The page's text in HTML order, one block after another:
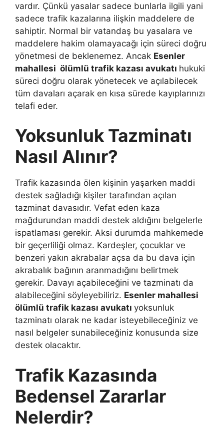
vardır. Çünkü yasalar sadece bunlarla ilgili yani
sadece trafik kazalarına ilişkin maddelere de
sahiptir. Normal bir vatandaş bu yasalara ve
maddelere hakim olamayacağı için süreci doğru
yönetmesi de beklenemez. Ancak Esenler
mahallesi ölümlü trafik kazası avukatı hukuki
süreci doğru olarak yönetecek ve açılabilecek
tüm davaları açarak en kısa sürede kayıplarınızı
telafi eder.
Yoksunluk Tazminatı
Nasıl Alınır?
Trafik kazasında ölen kişinin yaşarken maddi
destek sağladığı kişiler tarafından açılan
tazminat davasıdır. Vefat eden kaza
mağdurundan maddi destek aldığını belgelerle
ispatlaması gerekir. Aksi durumda mahkemede
bir geçerliliği olmaz. Kardeşler, çocuklar ve
benzeri yakın akrabalar açsa da bu dava için
akrabalık bağının aranmadığını belirtmek
gerekir. Davayı açabileceğini ve tazminatı da
alabileceğini söyleyebiliriz. Esenler mahallesi
ölümlü trafik kazası avukatı yoksunluk
tazminatı olarak ne kadar isteyebileceğiniz ve
nasıl belgeler sunabileceğiniz konusunda size
destek olacaktır.
Trafik Kazasında
Bedensel Zararlar
Nelerdir?